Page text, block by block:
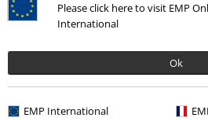
Please click here to visit EMP
International
Ok
EMP International
*4 Wochen gültig. Nur online einlösbar.
kombinierbar. Nach Codeeingabe wird dir
Warenkorb abgezogen. Bücher, Medien,
Toten Hosen, Gutscheine & Artikel, die